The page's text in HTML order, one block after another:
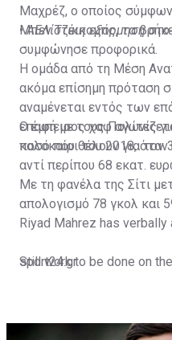
Μαχρέζ, ο οποίος
Μπεν Τζέικομπς, τα
συμφώνησε προφορικά.
•ΑΕΛίστικη εξόρμηση
Η ομάδα από τη Μέση
ακόμα επίσημη πρόταση
αναμένεται εντός των
επαφή με τους Πολίτες
ποσό που θέλουν για τον
Ο έμπειρος χαφ
καλοκαίρι του 2018,
αντί περίπου 68 εκατ.
Με τη φανέλα της Σίτι
απολογισμό 78 γκολ και
Riyad Mahrez has
Still work to be done on
Not a done deal yet, but
sport24.gr